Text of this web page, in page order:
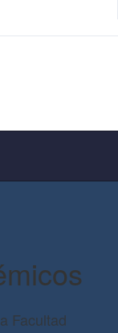
Facultad